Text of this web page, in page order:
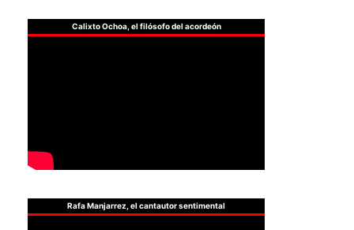
Calixto Ochoa, el filósofo del acordeón
Rafa Manjarrez, el cantautor sentimental